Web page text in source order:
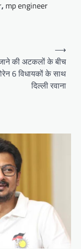
, mp engineer
की अटकलों के बीच
6 विधायकों के साथ
दिल्ली रवाना
⟶